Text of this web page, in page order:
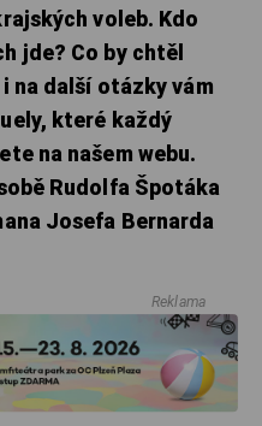
voleb. Kdo
jde? Co by chtěl
na další otázky vám
které každý
na našem webu.
Rudolfa Špotáka
Josefa Bernarda
Reklama